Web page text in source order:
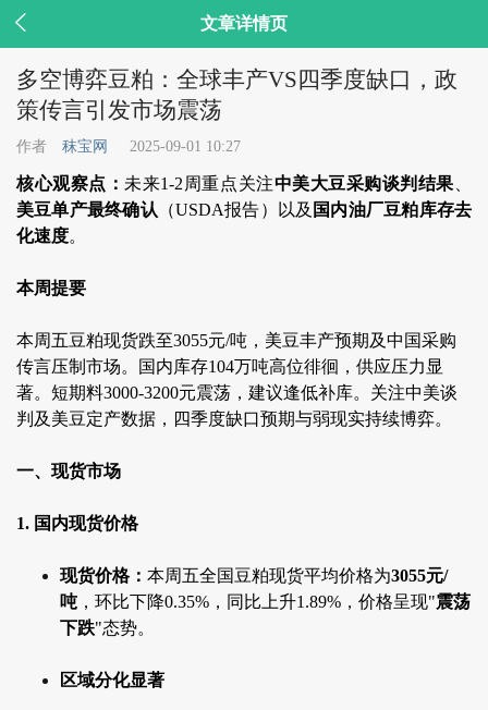
 文章详情页
多空博弈豆粕：全球丰产VS四季度缺口，政
策传言引发市场震荡
作者 秣宝网 2025-09-01 10:27
核心观察点： 未来1-2周重点关注中美大豆采购谈判结果
美豆单产最终确认
（USDA报告）以及 国内油厂豆粕库存去
化速度。
本周提要
本周五豆粕现货跌至3055元/吨，美豆丰产预期及中国采购
传言压制市场。国内库存104万吨高位徘徊，供应压力显
著。短期料3000-3200元震荡，建议逢低补库。关注中美谈
判及美豆定产数据，四季度缺口预期与弱现实持续博弈。
一、现货市场
1. 国内现货价格
现货价格： 本周五全国豆粕现货平均价格为3055元/
吨 ，环比下降0.35%，同比上升1.89%，价格呈现"震荡
下跌"态势。
区域分化显著